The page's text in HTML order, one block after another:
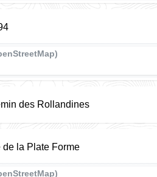
des Rollandines
la Plate Forme